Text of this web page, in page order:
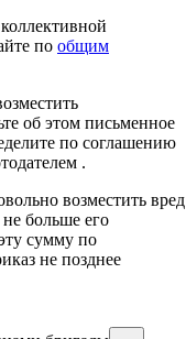
по общим
об этом письменное
по соглашению
.
возместить вред
больше его
сумму по
не позднее